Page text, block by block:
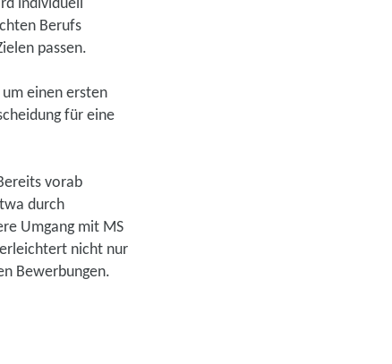
individuell
Berufs
passen.
einen ersten
für eine
vorab
durch
Umgang mit MS
nicht nur
Bewerbungen.